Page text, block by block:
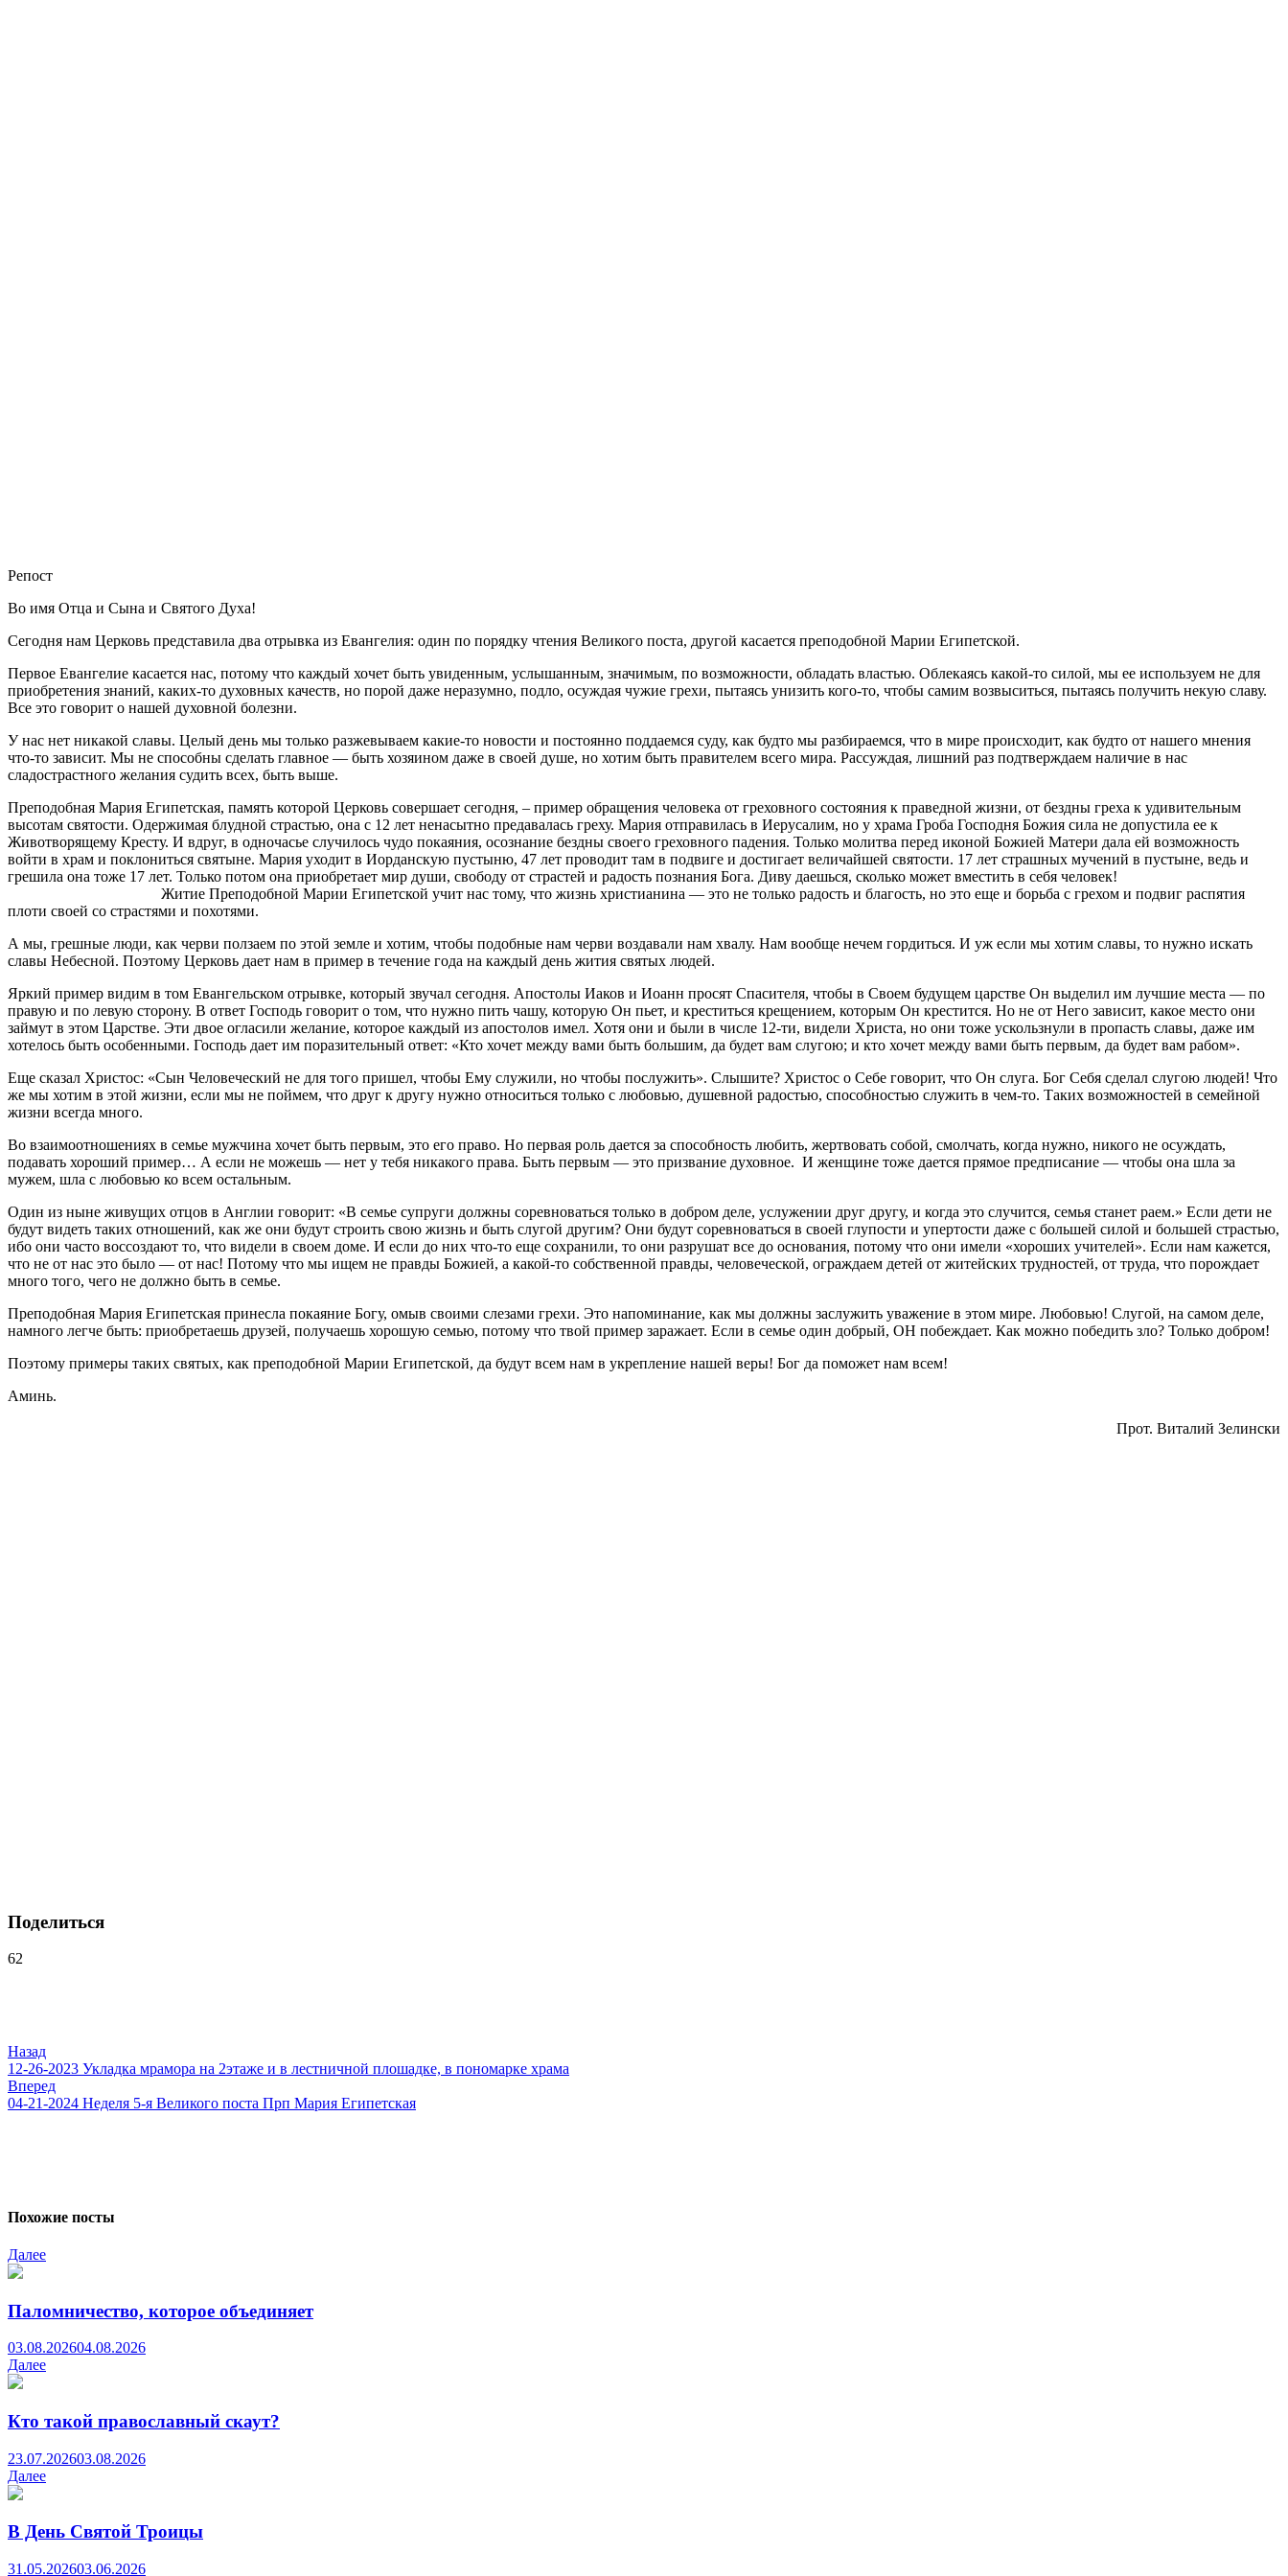
Репост
Во имя Отца и Сына и Святого Духа!
Сегодня нам Церковь представила два отрывка из Евангелия: один по порядку чтения Великого поста, другой касается преподобной Марии Египетской.
Первое Евангелие касается нас, потому что каждый хочет быть увиденным, услышанным, значимым, по возможности, обладать властью. Облекаясь какой-то силой, мы ее используем не для
приобретения знаний, каких-то духовных качеств, но порой даже неразумно, подло, осуждая чужие грехи, пытаясь унизить кого-то, чтобы самим возвыситься, пытаясь получить некую славу.
Все это говорит о нашей духовной болезни.
У нас нет никакой славы. Целый день мы только разжевываем какие-то новости и постоянно поддаемся суду, как будто мы разбираемся, что в мире происходит, как будто от нашего мнения
что-то зависит. Мы не способны сделать главное — быть хозяином даже в своей душе, но хотим быть правителем всего мира. Рассуждая, лишний раз подтверждаем наличие в нас
сладострастного желания судить всех, быть выше.
Преподобная Мария Египетская, память которой Церковь совершает сегодня, – пример обращения человека от греховного состояния к праведной жизни, от бездны греха к удивительным
высотам святости. Одержимая блудной страстью, она с 12 лет ненасытно предавалась греху. Мария отправилась в Иерусалим, но у храма Гроба Господня Божия сила не допустила ее к
Животворящему Кресту. И вдруг, в одночасье случилось чудо покаяния, осознание бездны своего греховного падения. Только молитва перед иконой Божией Матери дала ей возможность
войти в храм и поклониться святыне. Мария уходит в Иорданскую пустыню, 47 лет проводит там в подвиге и достигает величайшей святости. 17 лет страшных мучений в пустыне, ведь и
грешила она тоже 17 лет. Только потом она приобретает мир души, свободу от страстей и радость познания Бога. Диву даешься, сколько может вместить в себя человек!
Житие Преподобной Марии Египетской учит нас тому, что жизнь христианина — это не только радость и благость, но это еще и борьба с грехом и подвиг распятия
плоти своей со страстями и похотями.
А мы, грешные люди, как черви ползаем по этой земле и хотим, чтобы подобные нам черви воздавали нам хвалу. Нам вообще нечем гордиться. И уж если мы хотим славы, то нужно искать
славы Небесной. Поэтому Церковь дает нам в пример в течение года на каждый день жития святых людей.
Яркий пример видим в том Евангельском отрывке, который звучал сегодня. Апостолы Иаков и Иоанн просят Спасителя, чтобы в Своем будущем царстве Он выделил им лучшие места — по
правую и по левую сторону. В ответ Господь говорит о том, что нужно пить чашу, которую Он пьет, и креститься крещением, которым Он крестится. Но не от Него зависит, какое место они
займут в этом Царстве. Эти двое огласили желание, которое каждый из апостолов имел. Хотя они и были в числе 12-ти, видели Христа, но они тоже ускользнули в пропасть славы, даже им
хотелось быть особенными. Господь дает им поразительный ответ: «Кто хочет между вами быть большим, да будет вам слугою; и кто хочет между вами быть первым, да будет вам рабом».
Еще сказал Христос: «Сын Человеческий не для того пришел, чтобы Ему служили, но чтобы послужить». Слышите? Христос о Себе говорит, что Он слуга. Бог Себя сделал слугою людей! Что
же мы хотим в этой жизни, если мы не поймем, что друг к другу нужно относиться только с любовью, душевной радостью, способностью служить в чем-то. Таких возможностей в семейной
жизни всегда много.
Во взаимоотношениях в семье мужчина хочет быть первым, это его право. Но первая роль дается за способность любить, жертвовать собой, смолчать, когда нужно, никого не осуждать,
подавать хороший пример… А если не можешь — нет у тебя никакого права. Быть первым — это призвание духовное. И женщине тоже дается прямое предписание — чтобы она шла за
мужем, шла с любовью ко всем остальным.
Один из ныне живущих отцов в Англии говорит: «В семье супруги должны соревноваться только в добром деле, услужении друг другу, и когда это случится, семья станет раем.» Если дети не
будут видеть таких отношений, как же они будут строить свою жизнь и быть слугой другим? Они будут соревноваться в своей глупости и упертости даже с большей силой и большей страстью,
ибо они часто воссоздают то, что видели в своем доме. И если до них что-то еще сохранили, то они разрушат все до основания, потому что они имели «хороших учителей». Если нам кажется,
что не от нас это было — от нас! Потому что мы ищем не правды Божией, а какой-то собственной правды, человеческой, ограждаем детей от житейских трудностей, от труда, что порождает
много того, чего не должно быть в семье.
Преподобная Мария Египетская принесла покаяние Богу, омыв своими слезами грехи. Это напоминание, как мы должны заслужить уважение в этом мире. Любовью! Слугой, на самом деле,
намного легче быть: приобретаешь друзей, получаешь хорошую семью, потому что твой пример заражает. Если в семье один добрый, ОН побеждает. Как можно победить зло? Только добром!
Поэтому примеры таких святых, как преподобной Марии Египетской, да будут всем нам в укрепление нашей веры! Бог да поможет нам всем!
Аминь.
Прот. Виталий Зелински
Поделиться
62
Назад
12-26-2023 Укладка мрамора на 2этаже и в лестничной плошадке, в пономарке храма
Вперед
04-21-2024 Неделя 5-я Великого поста Прп Мария Египетская
Похожие посты
Далее
Паломничество, которое объединяет
03.08.202604.08.2026
Далее
Кто такой православный скаут?
23.07.202603.08.2026
Далее
В День Святой Троицы
31.05.202603.06.2026